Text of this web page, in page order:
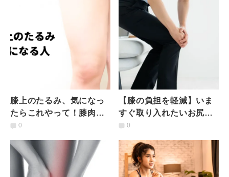
膝上のたるみ、気になっ
たらこれやって！膝肉引
き締めZエクササイズ
0
【膝の負担を軽減】いま
すぐ取り入れたいお尻ス
イッチエクササイズと歩
0